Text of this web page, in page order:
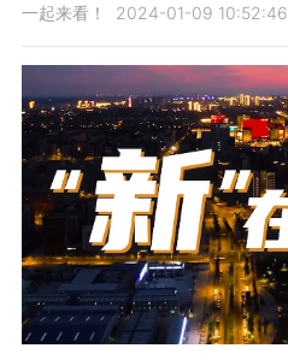
一起来看！ 2024-01-09 10:52:46